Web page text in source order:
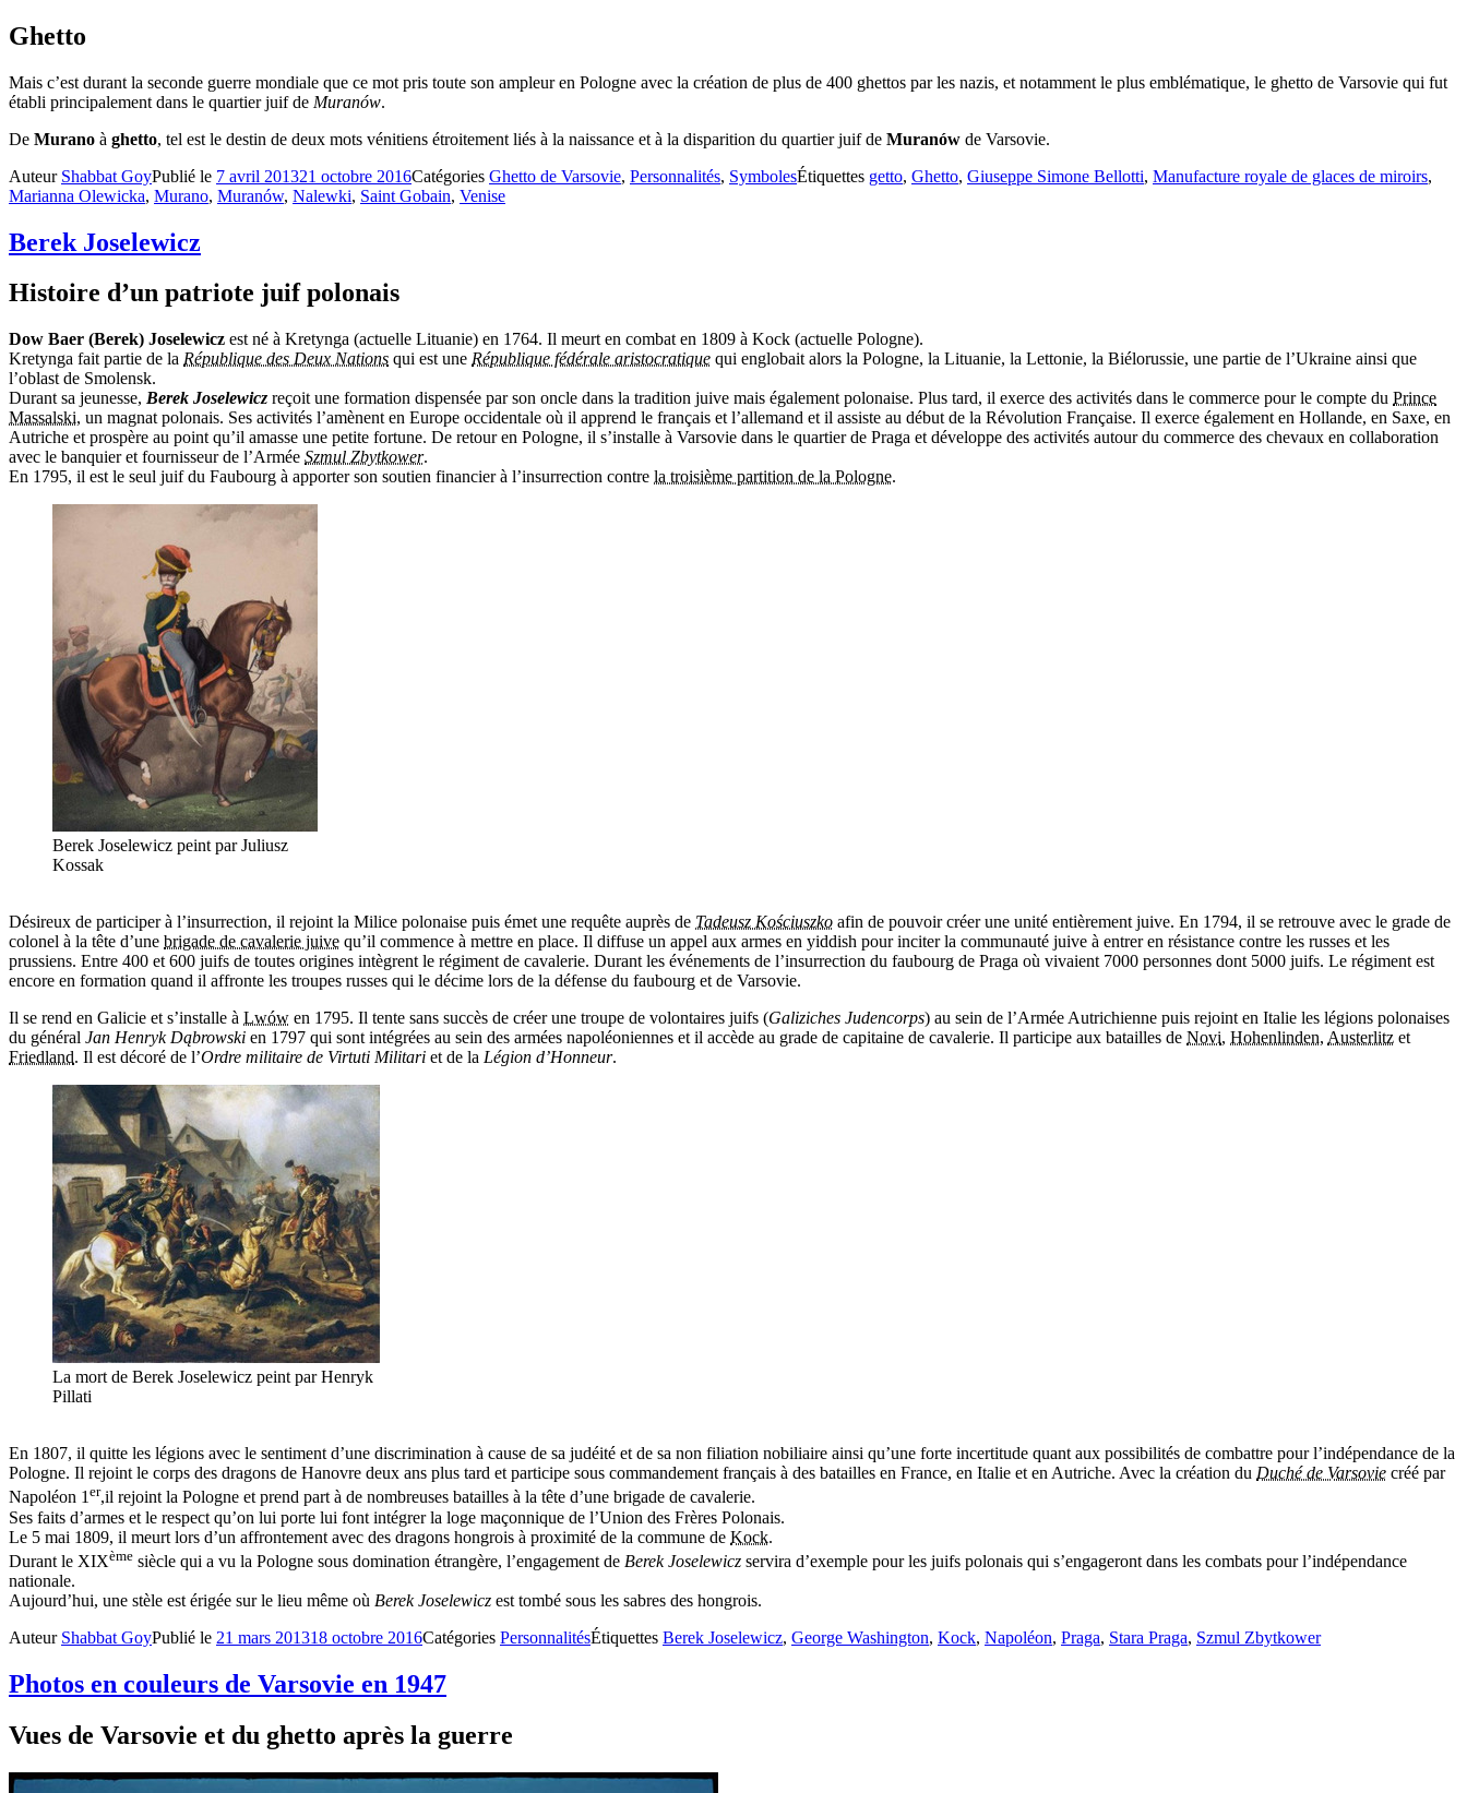
Ghetto
Mais c’est durant la seconde guerre mondiale que ce mot pris toute son ampleur en Pologne avec la création de plus de 400 ghettos par les nazis, et notamment le plus emblématique, le ghetto de Varsovie qui fut
établi principalement dans le quartier juif de Muranów.
De Murano à ghetto, tel est le destin de deux mots vénitiens étroitement liés à la naissance et à la disparition du quartier juif de Muranów de Varsovie.
Auteur Shabbat GoyPublié le 7 avril 201321 octobre 2016Catégories Ghetto de Varsovie, Personnalités, SymbolesÉtiquettes getto, Ghetto, Giuseppe Simone Bellotti, Manufacture royale de glaces de miroirs,
Marianna Olewicka, Murano, Muranów, Nalewki, Saint Gobain, Venise
Berek Joselewicz
Histoire d’un patriote juif polonais
Dow Baer (Berek) Joselewicz est né à Kretynga (actuelle Lituanie) en 1764. Il meurt en combat en 1809 à Kock (actuelle Pologne).
Kretynga fait partie de la République des Deux Nations qui est une République fédérale aristocratique qui englobait alors la Pologne, la Lituanie, la Lettonie, la Biélorussie, une partie de l’Ukraine ainsi que
l’oblast de Smolensk.
Durant sa jeunesse, Berek Joselewicz reçoit une formation dispensée par son oncle dans la tradition juive mais également polonaise. Plus tard, il exerce des activités dans le commerce pour le compte du Prince
Massalski, un magnat polonais. Ses activités l’amènent en Europe occidentale où il apprend le français et l’allemand et il assiste au début de la Révolution Française. Il exerce également en Hollande, en Saxe, en
Autriche et prospère au point qu’il amasse une petite fortune. De retour en Pologne, il s’installe à Varsovie dans le quartier de Praga et développe des activités autour du commerce des chevaux en collaboration
avec le banquier et fournisseur de l’Armée Szmul Zbytkower.
En 1795, il est le seul juif du Faubourg à apporter son soutien financier à l’insurrection contre la troisième partition de la Pologne.
Berek Joselewicz peint par Juliusz
Kossak
Désireux de participer à l’insurrection, il rejoint la Milice polonaise puis émet une requête auprès de Tadeusz Kościuszko afin de pouvoir créer une unité entièrement juive. En 1794, il se retrouve avec le grade de
colonel à la tête d’une brigade de cavalerie juive qu’il commence à mettre en place. Il diffuse un appel aux armes en yiddish pour inciter la communauté juive à entrer en résistance contre les russes et les
prussiens. Entre 400 et 600 juifs de toutes origines intègrent le régiment de cavalerie. Durant les événements de l’insurrection du faubourg de Praga où vivaient 7000 personnes dont 5000 juifs. Le régiment est
encore en formation quand il affronte les troupes russes qui le décime lors de la défense du faubourg et de Varsovie.
Il se rend en Galicie et s’installe à Lwów en 1795. Il tente sans succès de créer une troupe de volontaires juifs (Galiziches Judencorps) au sein de l’Armée Autrichienne puis rejoint en Italie les légions polonaises
du général Jan Henryk Dąbrowski en 1797 qui sont intégrées au sein des armées napoléoniennes et il accède au grade de capitaine de cavalerie. Il participe aux batailles de Novi, Hohenlinden, Austerlitz et
Friedland. Il est décoré de l’Ordre militaire de Virtuti Militari et de la Légion d’Honneur.
La mort de Berek Joselewicz peint par Henryk
Pillati
En 1807, il quitte les légions avec le sentiment d’une discrimination à cause de sa judéité et de sa non filiation nobiliaire ainsi qu’une forte incertitude quant aux possibilités de combattre pour l’indépendance de la
Pologne. Il rejoint le corps des dragons de Hanovre deux ans plus tard et participe sous commandement français à des batailles en France, en Italie et en Autriche. Avec la création du Duché de Varsovie créé par
Napoléon 1er,il rejoint la Pologne et prend part à de nombreuses batailles à la tête d’une brigade de cavalerie.
Ses faits d’armes et le respect qu’on lui porte lui font intégrer la loge maçonnique de l’Union des Frères Polonais.
Le 5 mai 1809, il meurt lors d’un affrontement avec des dragons hongrois à proximité de la commune de Kock.
Durant le XIXème siècle qui a vu la Pologne sous domination étrangère, l’engagement de Berek Joselewicz servira d’exemple pour les juifs polonais qui s’engageront dans les combats pour l’indépendance
nationale.
Aujourd’hui, une stèle est érigée sur le lieu même où Berek Joselewicz est tombé sous les sabres des hongrois.
Auteur Shabbat GoyPublié le 21 mars 201318 octobre 2016Catégories PersonnalitésÉtiquettes Berek Joselewicz, George Washington, Kock, Napoléon, Praga, Stara Praga, Szmul Zbytkower
Photos en couleurs de Varsovie en 1947
Vues de Varsovie et du ghetto après la guerre